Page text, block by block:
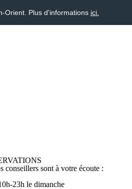
Orient. Plus d'informations ici.
conseillers sont à votre écoute :
23h le dimanche